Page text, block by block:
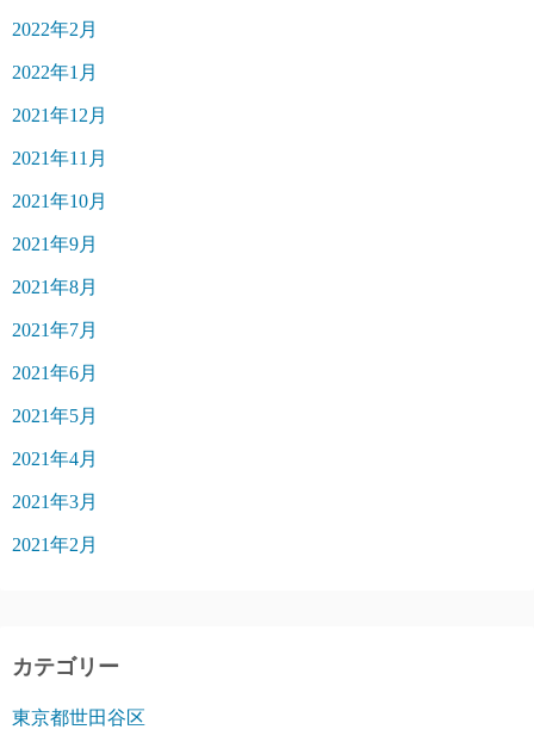
2022年2月
2022年1月
2021年12月
2021年11月
2021年10月
2021年9月
2021年8月
2021年7月
2021年6月
2021年5月
2021年4月
2021年3月
2021年2月
カテゴリー
東京都世田谷区